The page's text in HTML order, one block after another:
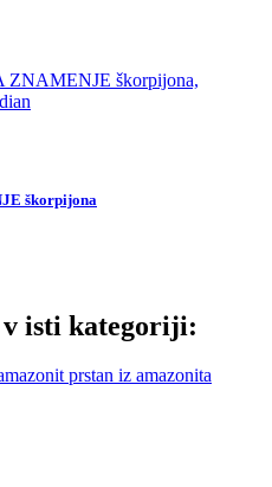
škorpijona
isti kategoriji: